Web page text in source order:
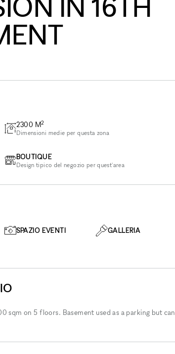
IN 16TH
2300 M2
Dimensioni medie per questa zona
BOUTIQUE
Design tipico del negozio per quest'area
SPAZIO EVENTI GALLERIA
sqm on 5 floors. Basement used as a parking but can